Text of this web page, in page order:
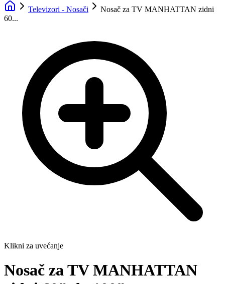
Televizori - Nosači
Nosač za TV MANHATTAN zidni
60...
Klikni za uvećanje
Nosač za TV MANHATTAN